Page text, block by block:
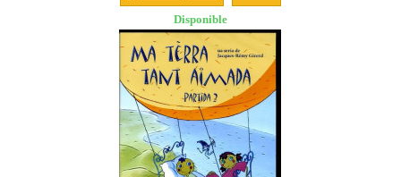
Disponible